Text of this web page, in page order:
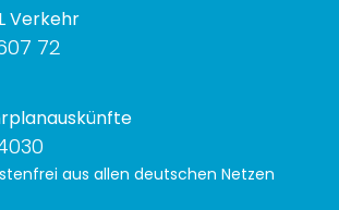
Verkehr
72
aus allen deutschen Netzen